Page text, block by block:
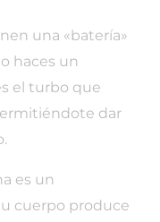
una «batería»
haces un
el turbo que
dar
es un
cuerpo produce